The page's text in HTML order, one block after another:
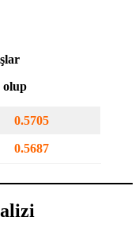
olup
0.5705
0.5687